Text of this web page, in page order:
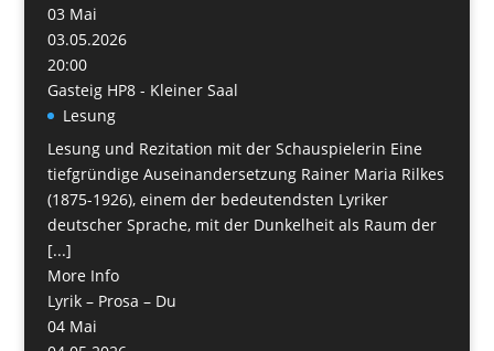
03 Mai
03.05.2026
20:00
Gasteig HP8 - Kleiner Saal
Lesung
Lesung und Rezitation mit der Schauspielerin Eine
tiefgründige Auseinandersetzung Rainer Maria Rilkes
(1875-1926), einem der bedeutendsten Lyriker
deutscher Sprache, mit der Dunkelheit als Raum der
[...]
More Info
Lyrik – Prosa – Du
04 Mai